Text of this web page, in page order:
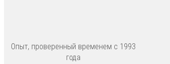
Опыт, проверенный временем с 1993
года